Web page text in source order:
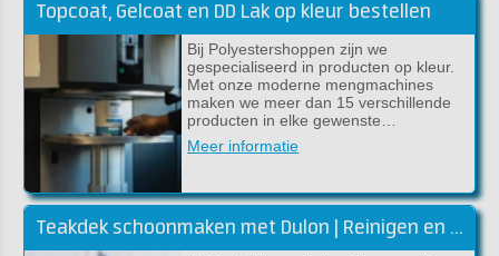
Topcoat, Gelcoat en DD Lak op kleur bestellen
Bij Polyestershoppen zijn we
gespecialiseerd in producten op kleur.
Met onze moderne mengmachines
maken we meer dan 15 verschillende
producten in elke gewenste…
Meer informatie
Teakdek schoonmaken met Dulon | Reinigen en kleur herstellen